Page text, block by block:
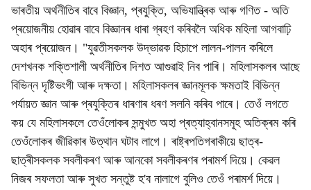
ভাৰতীয় অৰ্থনীতিৰ বাবে বিজ্ঞান, প্ৰযুক্তি, অভিযান্ত্ৰিক আৰু গণিত - অতি
প্ৰয়োজনীয় হোৱাৰ বাবে বিজ্ঞানৰ ধাৰা গ্ৰহণ কৰিবলৈ অধিক মহিলা আগবাঢ়ি
অহাৰ প্ৰয়োজন। "যুৱতীসকলক উদ্ভাৱক হিচাপে লালন-পালন কৰিলে
দেশখনক শক্তিশালী অৰ্থনীতিৰ দিশত আগুৱাই নিব পাৰি। মহিলাসকলৰ আছে
বিভিন্ন দৃষ্টিভংগী আৰু দক্ষতা। মহিলাসকলৰ জ্ঞানমূলক ক্ষমতাই বিভিন্ন
পৰ্যায়ত জ্ঞান আৰু প্ৰযুক্তিৰ ধাৰণাৰ ধৰণ সলনি কৰিব পাৰে। তেওঁ লগতে
কয় যে মহিলাসকলে তেওঁলোকৰ সন্মুখত অহা প্ৰত্যাহ্বানসমূহ অতিক্ৰম কৰি
তেওঁলোকৰ জীৱিকাৰ উত্থান ঘটাব লাগে। ৰাষ্ট্ৰপতিগৰাকীয়ে ছাত্ৰ-
ছাত্ৰীসকলক সবলীকৰণ আৰু আনকো সবলীকৰণৰ পৰামৰ্শ দিয়ে। কেৱল
নিজৰ সফলতা আৰু সুখত সন্তুষ্ট হ'ব নালাগে বুলিও তেওঁ পৰামৰ্শ দিয়ে।